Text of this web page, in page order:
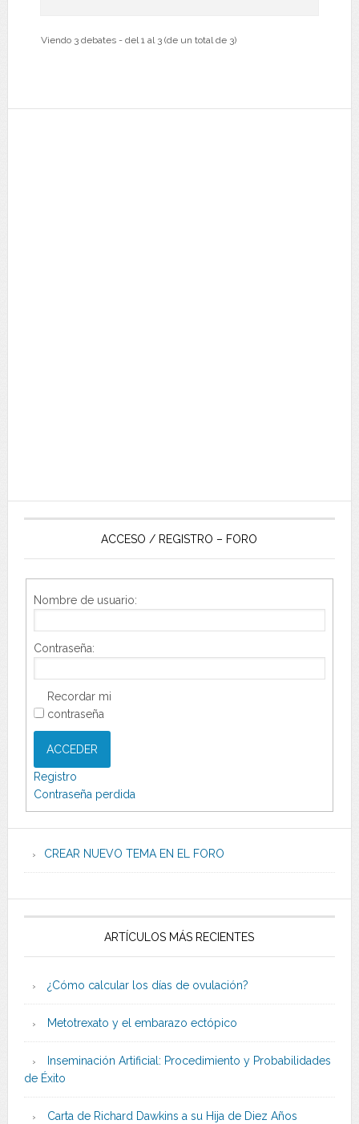
Viendo 3 debates - del 1 al 3 (de un total de 3)
ACCESO / REGISTRO – FORO
Nombre de usuario:
Contraseña:
Recordar mi
contraseña
ACCEDER
Registro
Contraseña perdida
CREAR NUEVO TEMA EN EL FORO
ARTÍCULOS MÁS RECIENTES
¿Cómo calcular los días de ovulación?
Metotrexato y el embarazo ectópico
Inseminación Artificial: Procedimiento y Probabilidades
de Éxito
Carta de Richard Dawkins a su Hija de Diez Años